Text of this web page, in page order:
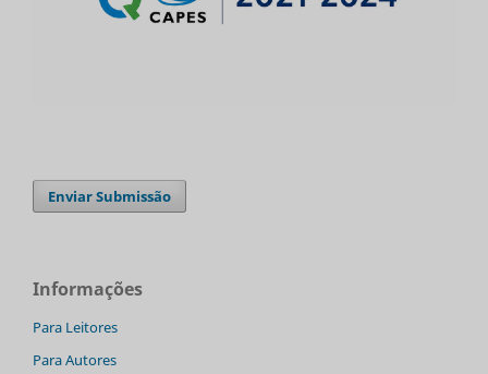
Enviar Submissão
Informações
Para Leitores
Para Autores